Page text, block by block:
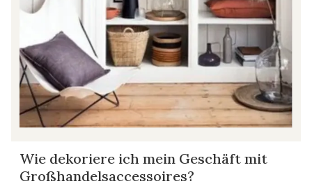
Wie dekoriere ich mein Geschäft mit
Großhandelsaccessoires?